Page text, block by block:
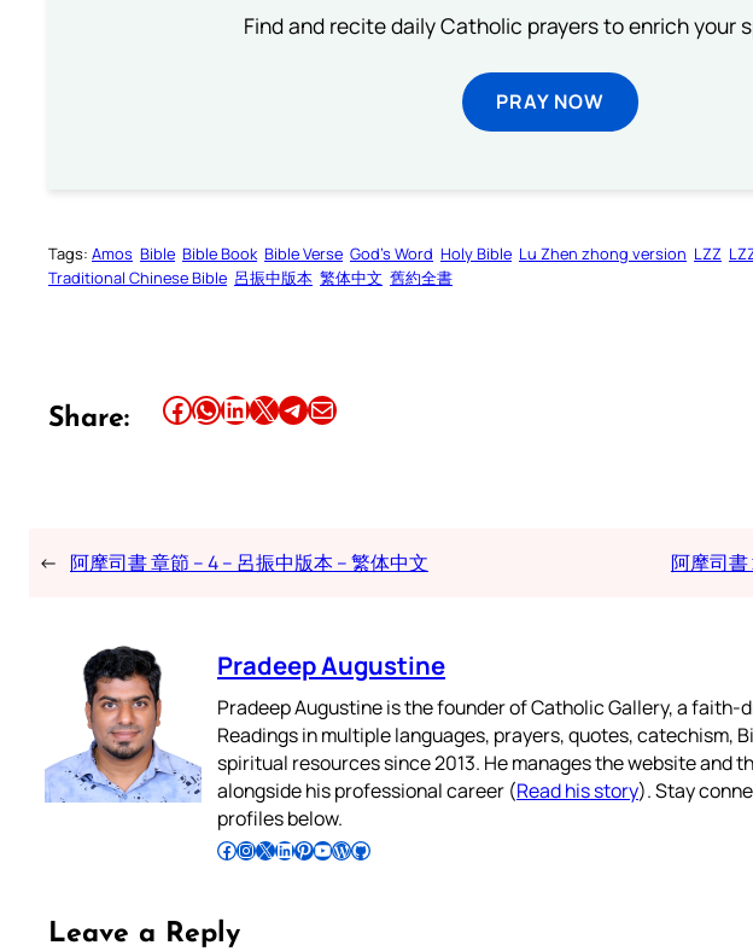
Find and recite daily Catholic prayers to enrich your
PRAY NOW
Tags: Amos Bible Bible Book Bible Verse God’s Word Holy Bible Lu Zhen zhong version LZZ
Traditional Chinese Bible 呂振中版本 繁体中文 舊約全書
Share: Share this article on Facebook Share this article on WhatsApp Share this article on LinkedIn Share this article on X Share this article on TelegramEmail this Article
← 阿摩司書 章節 – 4 – 呂振中版本 – 繁体中文 阿摩司書
Pradeep Augustine
Pradeep Augustine is the founder of Catholic Gallery, a faith-
Readings in multiple languages, prayers, quotes, catechism,
spiritual resources since 2013. He manages the website and
alongside his professional career (Read his story). Stay
profiles below.
Follow Pradeep on Facebook Follow Pradeep on InstagramFollow Pradeep on X Follow Pradeep on LinkedIn Follow Pradeep on Pinterest Subscribe to Pradeep’s Youtube Channel Follow Pradeep on WordPress Follow Pradeep on GitHub
Leave a Reply